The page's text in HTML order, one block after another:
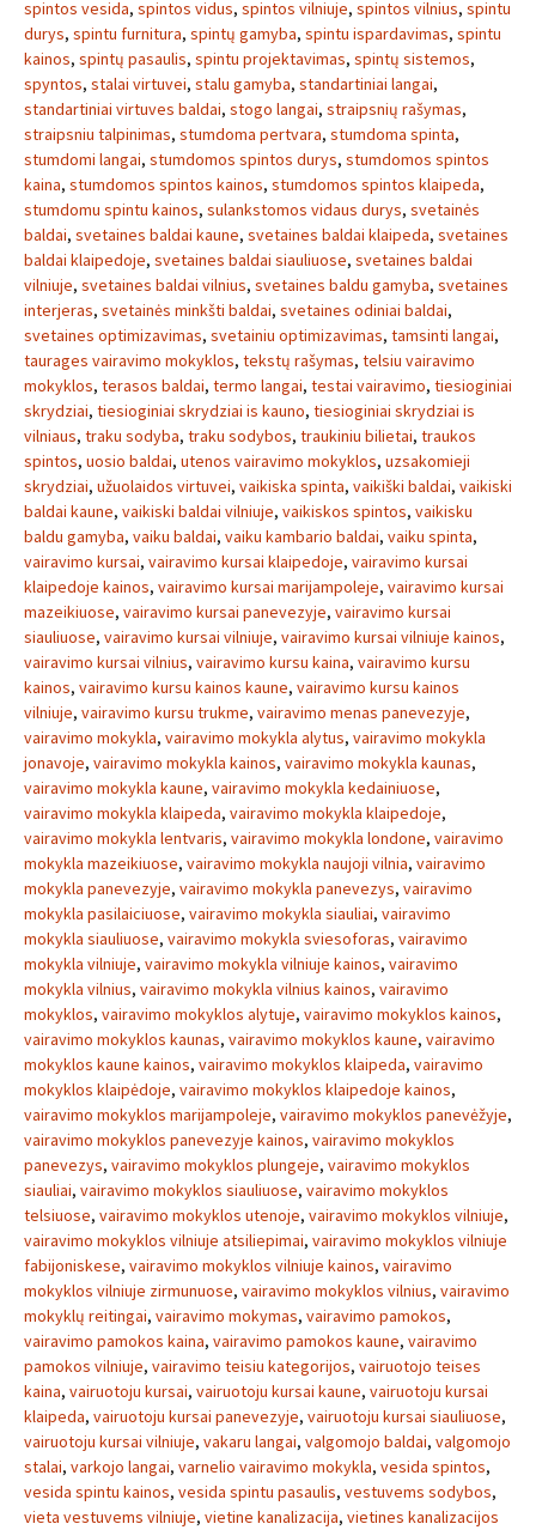
spintos vesida, spintos vidus, spintos vilniuje, spintos vilnius, spintu
durys, spintu furnitura, spintų gamyba, spintu ispardavimas, spintu
kainos, spintų pasaulis, spintu projektavimas, spintų sistemos,
spyntos, stalai virtuvei, stalu gamyba, standartiniai langai,
standartiniai virtuves baldai, stogo langai, straipsnių rašymas,
straipsniu talpinimas, stumdoma pertvara, stumdoma spinta,
stumdomi langai, stumdomos spintos durys, stumdomos spintos
kaina, stumdomos spintos kainos, stumdomos spintos klaipeda,
stumdomu spintu kainos, sulankstomos vidaus durys, svetainės
baldai, svetaines baldai kaune, svetaines baldai klaipeda, svetaines
baldai klaipedoje, svetaines baldai siauliuose, svetaines baldai
vilniuje, svetaines baldai vilnius, svetaines baldu gamyba, svetaines
interjeras, svetainės minkšti baldai, svetaines odiniai baldai,
svetaines optimizavimas, svetainiu optimizavimas, tamsinti langai,
taurages vairavimo mokyklos, tekstų rašymas, telsiu vairavimo
mokyklos, terasos baldai, termo langai, testai vairavimo, tiesioginiai
skrydziai, tiesioginiai skrydziai is kauno, tiesioginiai skrydziai is
vilniaus, traku sodyba, traku sodybos, traukiniu bilietai, traukos
spintos, uosio baldai, utenos vairavimo mokyklos, uzsakomieji
skrydziai, užuolaidos virtuvei, vaikiska spinta, vaikiški baldai, vaikiski
baldai kaune, vaikiski baldai vilniuje, vaikiskos spintos, vaikisku
baldu gamyba, vaiku baldai, vaiku kambario baldai, vaiku spinta,
vairavimo kursai, vairavimo kursai klaipedoje, vairavimo kursai
klaipedoje kainos, vairavimo kursai marijampoleje, vairavimo kursai
mazeikiuose, vairavimo kursai panevezyje, vairavimo kursai
siauliuose, vairavimo kursai vilniuje, vairavimo kursai vilniuje kainos,
vairavimo kursai vilnius, vairavimo kursu kaina, vairavimo kursu
kainos, vairavimo kursu kainos kaune, vairavimo kursu kainos
vilniuje, vairavimo kursu trukme, vairavimo menas panevezyje,
vairavimo mokykla, vairavimo mokykla alytus, vairavimo mokykla
jonavoje, vairavimo mokykla kainos, vairavimo mokykla kaunas,
vairavimo mokykla kaune, vairavimo mokykla kedainiuose,
vairavimo mokykla klaipeda, vairavimo mokykla klaipedoje,
vairavimo mokykla lentvaris, vairavimo mokykla londone, vairavimo
mokykla mazeikiuose, vairavimo mokykla naujoji vilnia, vairavimo
mokykla panevezyje, vairavimo mokykla panevezys, vairavimo
mokykla pasilaiciuose, vairavimo mokykla siauliai, vairavimo
mokykla siauliuose, vairavimo mokykla sviesoforas, vairavimo
mokykla vilniuje, vairavimo mokykla vilniuje kainos, vairavimo
mokykla vilnius, vairavimo mokykla vilnius kainos, vairavimo
mokyklos, vairavimo mokyklos alytuje, vairavimo mokyklos kainos,
vairavimo mokyklos kaunas, vairavimo mokyklos kaune, vairavimo
mokyklos kaune kainos, vairavimo mokyklos klaipeda, vairavimo
mokyklos klaipėdoje, vairavimo mokyklos klaipedoje kainos,
vairavimo mokyklos marijampoleje, vairavimo mokyklos panevėžyje,
vairavimo mokyklos panevezyje kainos, vairavimo mokyklos
panevezys, vairavimo mokyklos plungeje, vairavimo mokyklos
siauliai, vairavimo mokyklos siauliuose, vairavimo mokyklos
telsiuose, vairavimo mokyklos utenoje, vairavimo mokyklos vilniuje,
vairavimo mokyklos vilniuje atsiliepimai, vairavimo mokyklos vilniuje
fabijoniskese, vairavimo mokyklos vilniuje kainos, vairavimo
mokyklos vilniuje zirmunuose, vairavimo mokyklos vilnius, vairavimo
mokyklų reitingai, vairavimo mokymas, vairavimo pamokos,
vairavimo pamokos kaina, vairavimo pamokos kaune, vairavimo
pamokos vilniuje, vairavimo teisiu kategorijos, vairuotojo teises
kaina, vairuotoju kursai, vairuotoju kursai kaune, vairuotoju kursai
klaipeda, vairuotoju kursai panevezyje, vairuotoju kursai siauliuose,
vairuotoju kursai vilniuje, vakaru langai, valgomojo baldai, valgomojo
stalai, varkojo langai, varnelio vairavimo mokykla, vesida spintos,
vesida spintu kainos, vesida spintu pasaulis, vestuvems sodybos,
vieta vestuvems vilniuje, vietine kanalizacija, vietines kanalizacijos